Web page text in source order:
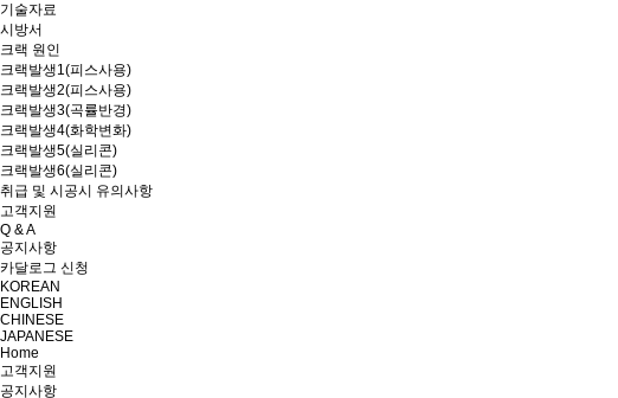
기술자료
시방서
크랙 원인
크랙발생1(피스사용)
크랙발생2(피스사용)
크랙발생3(곡률반경)
크랙발생4(화학변화)
크랙발생5(실리콘)
크랙발생6(실리콘)
취급 및 시공시 유의사항
고객지원
Q & A
공지사항
카달로그 신청
KOREAN
ENGLISH
CHINESE
JAPANESE
Home
고객지원
공지사항